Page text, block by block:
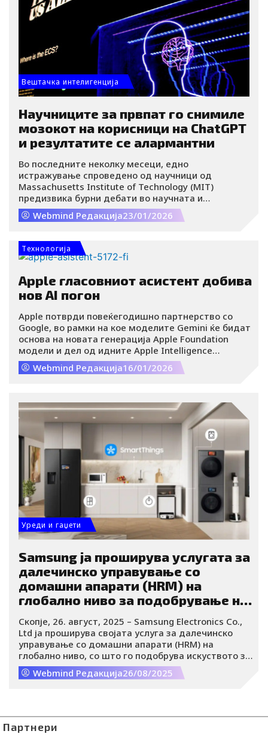
Вештачка интелигенција
Научниците за првпат го снимиле
мозокот на корисници на ChatGPT
и резултатите се алармантни
Во последните неколку месеци, едно
истражување спроведено од научници од
Massachusetts Institute of Technology (MIT)
предизвика бурни дебати во научната и
технолошката заедница ширум светот.
Резултатите од оваа студија, базирана на EEG-
потпирање на генеративна вештачка
интелигенција во образовен контекст може да го
промени начинот на кој нашиот мозок ги
обработува информациите и учи.
Webmind Редакција23/01/2026
Tехнологија
Apple гласовниот асистент добива
нов AI погон
Apple потврди повеќегодишно партнерство со
Google, во рамки на кое моделите Gemini ќе бидат
основа на новата генерација Apple Foundation
модели и дел од идните Apple Intelligence
функции.
Webmind Редакција16/01/2026
Уреди и гаџети
Samsung ја проширува услугата за
далечинско управување со
домашни апарати (HRM) на
глобално ниво за подобрување на
Скопје, 26. август, 2025 – Samsung Electronics Co.,
Ltd ја проширува својата услуга за далечинско
управување со домашни апарати (HRM) на
глобално ниво, со што го подобрува искуството за
далечинска дијагностика и решавање проблеми
за корисниците на паметни апарати ширум
корисничка база.
Webmind Редакција26/08/2025
Партнери